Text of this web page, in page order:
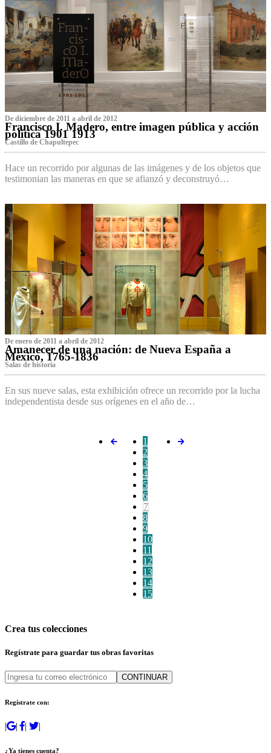
De diciembre de 2011 a abril de 2012
Francisco I. Madero, entre imagen pública y acción
política 1901 1913
Castillo de Chapultepec
Hace un recorrido por algunas de las imágenes y de los objetos que
testimonian las maneras en que se afianzó y deconstruyó…
De enero de 2011 a abril de 2012
Amanecer de una nación: de Nueva España a
México, 1765-1836
Salas de historia
En sus nueve salas, esta exhibición ofrece un recorrido por la lucha
independentista desde sus orígenes en el año de…
1
2
3
4
5
6
7
8
9
10
11
12
13
14
15
Crea tus colecciones
Regístrate para guardar tus obras favoritas
CONTINUAR
Regístrate con:
| | | |
¿Ya tienes cuenta?